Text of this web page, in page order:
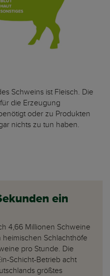
Schweins ist Fleisch. Die
die Erzeugung
oder zu Produkten
nichts zu tun haben.
ein
4,66 Millionen Schweine
Schlachthöfe
pro Stunde. Die
Schicht-Betrieb acht
größtes